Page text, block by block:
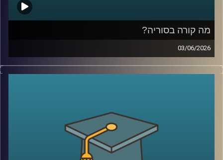
אירועים עולמיים? והאם יכול להיות שפלטפורמות כאלה כבר
לא רק מנבאות את המציאות, אלא גם מתחילות לעצב אותה?
כדי להבין את העולם הזה, נמצא איתנו היום פרופ’ צחי חייט
מאוניברסיטת רייכמן, שחוקר חוכמת המונים, רשתות חברתיות
ואמינות מידע, ואחד החוקרים הבולטים בישראל בתחום שווקי
החיזוי
מה קורה בסוריה?
03/06/2026
מה בעצם קורה היום בסוריה?
מי שולט שם? מי נלחם במי? איך טורקיה הפכה לשחקן כל כך
נדמה שאחרי יותר מעשור של מלחמה, רוב הישראלים כבר
איבדו את היכולת להבין את התמונה.
אז היום ננסה לעשות סדר ולהבין איך נראה המזרח התיכון
החדש שנבנה ממש מעבר לגבול שלנו.